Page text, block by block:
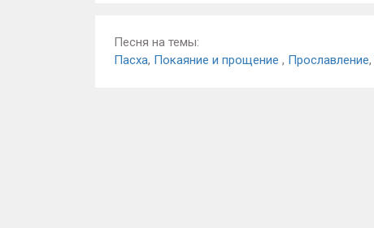
Песня на темы:
Пасха, Покаяние и прощение , Прославление,